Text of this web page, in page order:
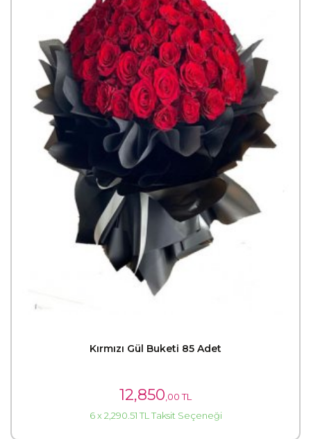
Kırmızı Gül Buketi 85 Adet
12,850 ,00 TL
6 x 2,290.51 TL Taksit Seçeneği